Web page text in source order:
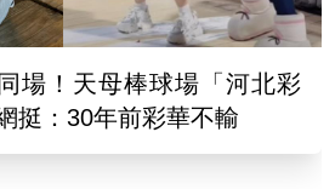
場！天母棒球場「河北彩
挺：30年前彩華不輸